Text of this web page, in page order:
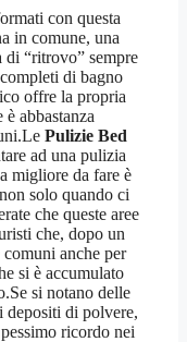
con questa
in comune, una
di “ritrovo” sempre
di bagno
offre la propria
abbastanza
Pulizie Bed
ad una pulizia
migliore da fare è
solo quando ci
che queste aree
che, dopo un
anche per
si è accumulato
si notano delle
depositi di polvere,
ricordo nei